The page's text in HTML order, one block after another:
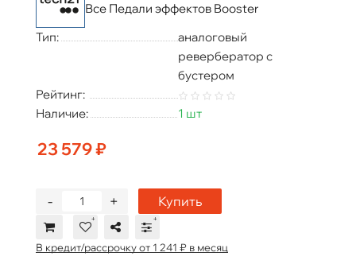
Все Педали эффектов Booster
Тип:
аналоговый
ревербератор с
бустером
Рейтинг:
Наличие:
1 шт
23 579 ₽
+
- Купить
В кредит/рассрочку от 1 241 ₽ в месяц